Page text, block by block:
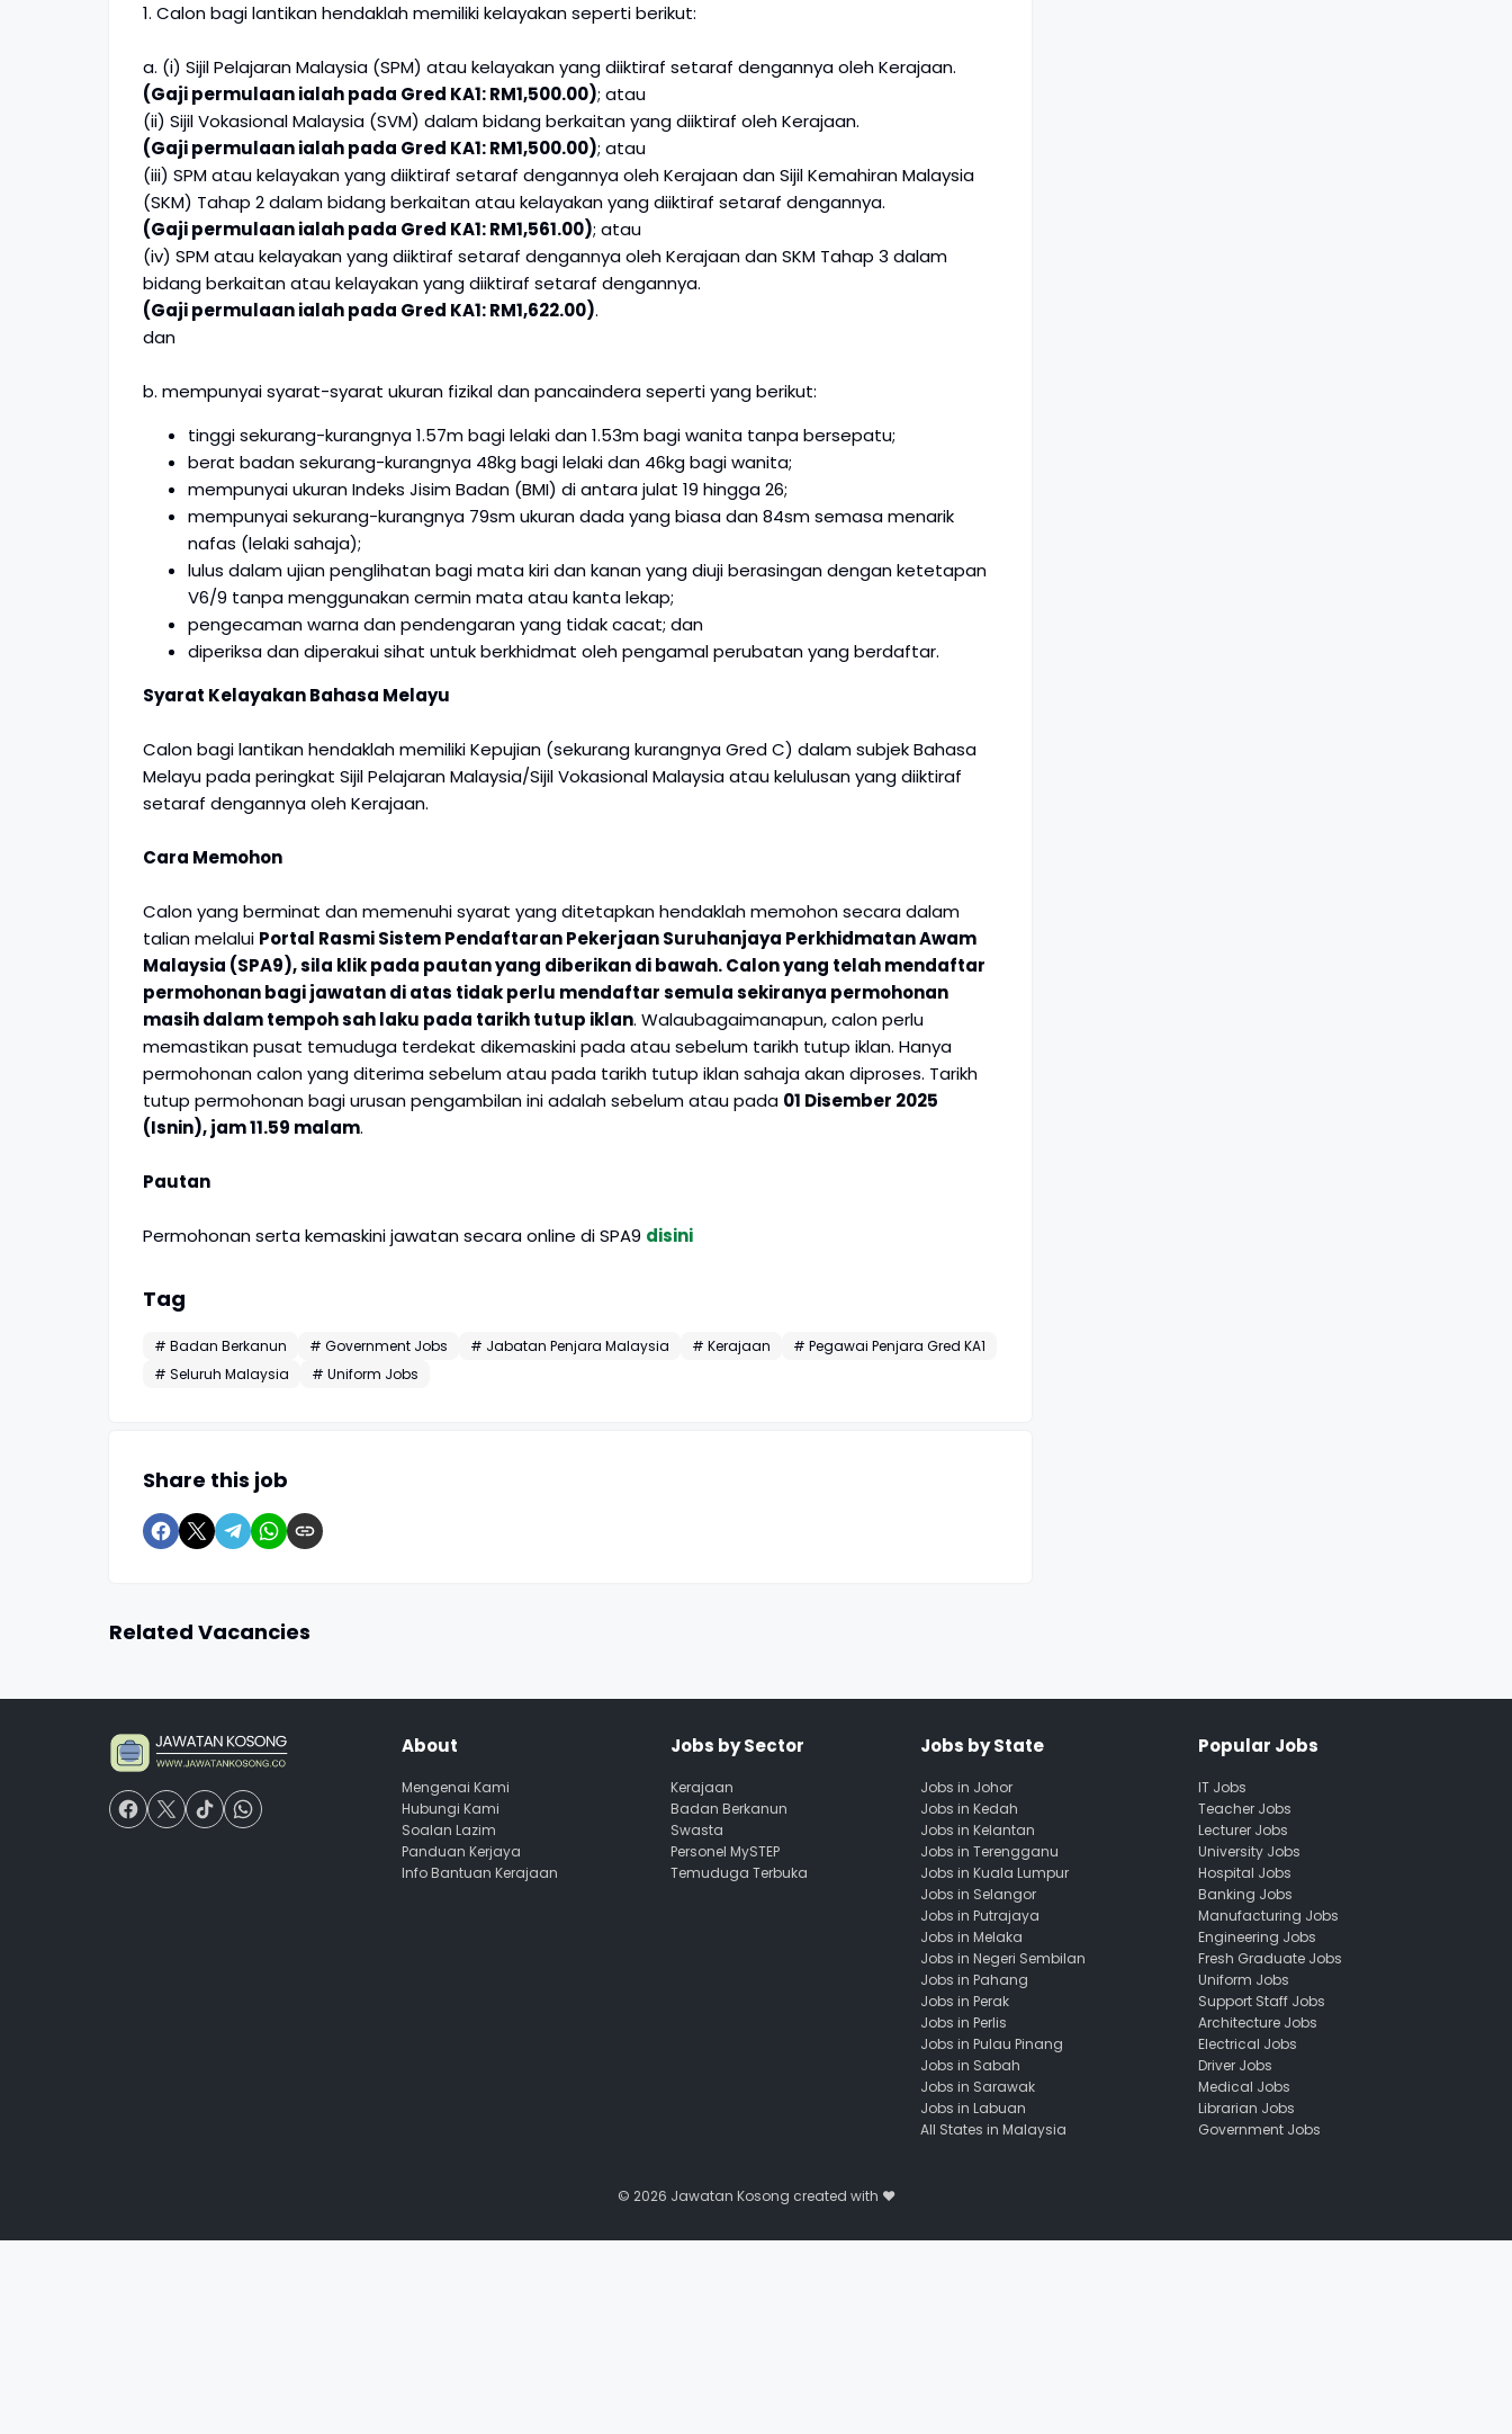
1. Calon bagi lantikan hendaklah memiliki kelayakan seperti berikut:
a. (i) Sijil Pelajaran Malaysia (SPM) atau kelayakan yang diiktiraf setaraf dengannya oleh Kerajaan.
(Gaji permulaan ialah pada Gred KA1: RM1,500.00); atau
(ii) Sijil Vokasional Malaysia (SVM) dalam bidang berkaitan yang diiktiraf oleh Kerajaan.
(Gaji permulaan ialah pada Gred KA1: RM1,500.00); atau
(iii) SPM atau kelayakan yang diiktiraf setaraf dengannya oleh Kerajaan dan Sijil Kemahiran Malaysia
(SKM) Tahap 2 dalam bidang berkaitan atau kelayakan yang diiktiraf setaraf dengannya.
(Gaji permulaan ialah pada Gred KA1: RM1,561.00); atau
(iv) SPM atau kelayakan yang diiktiraf setaraf dengannya oleh Kerajaan dan SKM Tahap 3 dalam
bidang berkaitan atau kelayakan yang diiktiraf setaraf dengannya.
(Gaji permulaan ialah pada Gred KA1: RM1,622.00).
dan
b. mempunyai syarat-syarat ukuran fizikal dan pancaindera seperti yang berikut:
tinggi sekurang-kurangnya 1.57m bagi lelaki dan 1.53m bagi wanita tanpa bersepatu;
berat badan sekurang-kurangnya 48kg bagi lelaki dan 46kg bagi wanita;
mempunyai ukuran Indeks Jisim Badan (BMI) di antara julat 19 hingga 26;
mempunyai sekurang-kurangnya 79sm ukuran dada yang biasa dan 84sm semasa menarik
nafas (lelaki sahaja);
lulus dalam ujian penglihatan bagi mata kiri dan kanan yang diuji berasingan dengan ketetapan
V6/9 tanpa menggunakan cermin mata atau kanta lekap;
pengecaman warna dan pendengaran yang tidak cacat; dan
diperiksa dan diperakui sihat untuk berkhidmat oleh pengamal perubatan yang berdaftar.
Syarat Kelayakan Bahasa Melayu
Calon bagi lantikan hendaklah memiliki Kepujian (sekurang kurangnya Gred C) dalam subjek Bahasa
Melayu pada peringkat Sijil Pelajaran Malaysia/Sijil Vokasional Malaysia atau kelulusan yang diiktiraf
setaraf dengannya oleh Kerajaan.
Cara Memohon
Calon yang berminat dan memenuhi syarat yang ditetapkan hendaklah memohon secara dalam
talian melalui Portal Rasmi Sistem Pendaftaran Pekerjaan Suruhanjaya Perkhidmatan Awam
Malaysia (SPA9), sila klik pada pautan yang diberikan di bawah. Calon yang telah mendaftar
permohonan bagi jawatan di atas tidak perlu mendaftar semula sekiranya permohonan
masih dalam tempoh sah laku pada tarikh tutup iklan. Walaubagaimanapun, calon perlu
memastikan pusat temuduga terdekat dikemaskini pada atau sebelum tarikh tutup iklan. Hanya
permohonan calon yang diterima sebelum atau pada tarikh tutup iklan sahaja akan diproses. Tarikh
tutup permohonan bagi urusan pengambilan ini adalah sebelum atau pada 01 Disember 2025
(Isnin), jam 11.59 malam.
Pautan
Permohonan serta kemaskini jawatan secara online di SPA9 disini
Tag
# Badan Berkanun # Government Jobs # Jabatan Penjara Malaysia # Kerajaan
# Pegawai Penjara Gred KA1
# Seluruh Malaysia
# Uniform Jobs
Share this job
Related Vacancies
About
Mengenai Kami
Hubungi Kami
Soalan Lazim
Panduan Kerjaya
Info Bantuan Kerajaan
Jobs by Sector
Kerajaan
Badan Berkanun
Swasta
Personel MySTEP
Temuduga Terbuka
Jobs by State
Jobs in Johor
Jobs in Kedah
Jobs in Kelantan
Jobs in Terengganu
Jobs in Kuala Lumpur
Jobs in Selangor
Jobs in Putrajaya
Jobs in Melaka
Jobs in Negeri Sembilan
Jobs in Pahang
Jobs in Perak
Jobs in Perlis
Jobs in Pulau Pinang
Jobs in Sabah
Jobs in Sarawak
Jobs in Labuan
All States in Malaysia
Popular Jobs
IT Jobs
Teacher Jobs
Lecturer Jobs
University Jobs
Hospital Jobs
Banking Jobs
Manufacturing Jobs
Engineering Jobs
Fresh Graduate Jobs
Uniform Jobs
Support Staff Jobs
Architecture Jobs
Electrical Jobs
Driver Jobs
Medical Jobs
Librarian Jobs
Government Jobs
© 2026 Jawatan Kosong created with ❤️️